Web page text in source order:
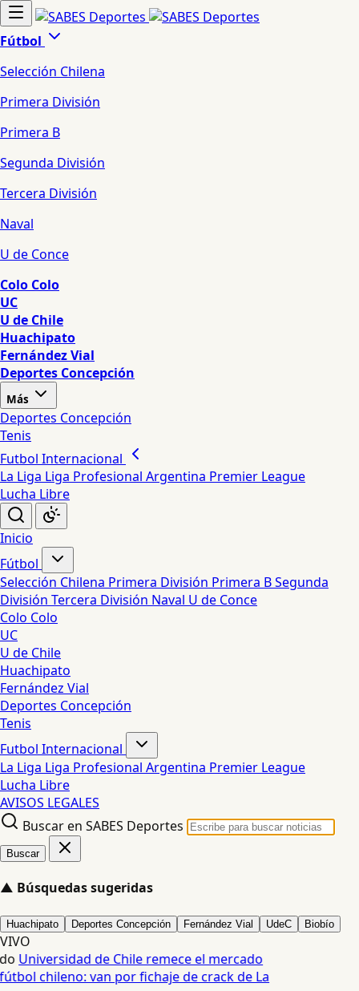
Fútbol
Selección Chilena
Primera División
Primera B
Segunda División
Tercera División
Naval
U de Conce
Colo Colo
UC
U de Chile
Huachipato
Fernández Vial
Deportes Concepción
Más
Deportes Concepción
Tenis
Futbol Internacional
La Liga Liga Profesional Argentina Premier League
Lucha Libre
Inicio
Fútbol
Selección Chilena Primera División Primera BSegunda
División Tercera División Naval U de Conce
Colo Colo
UC
U de Chile
Huachipato
Fernández Vial
Deportes Concepción
Tenis
Futbol Internacional
La Liga Liga Profesional Argentina Premier League
Lucha Libre
AVISOS LEGALES
Buscar en SABES Deportes
Buscar
▲ Búsquedas sugeridas
Huachipato Deportes Concepción Fernández Vial UdeC Biobío
VIVO
Universidad de Chile remece el mercado
chileno: van por fichaje de crack de La